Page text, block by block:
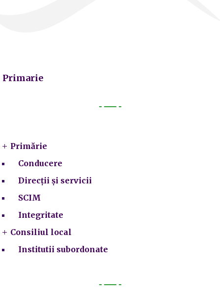
Primarie
Primărie
Conducere
Direcții și servicii
SCIM
Integritate
Consiliul local
Institutii subordonate